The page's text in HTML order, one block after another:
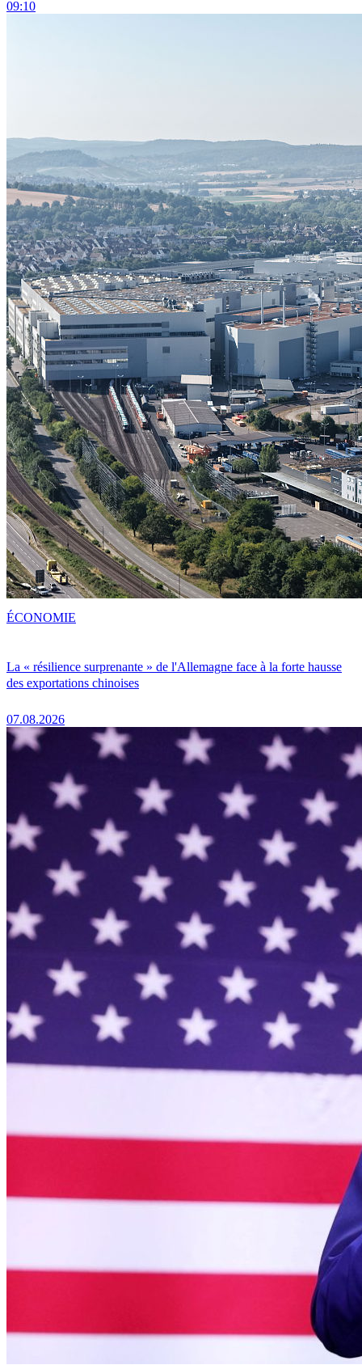
09:10
La « résilience surprenante » de l'Allemagne face à la forte hausse
des exportations chinoises
07.08.2026
ÉCONOMIE